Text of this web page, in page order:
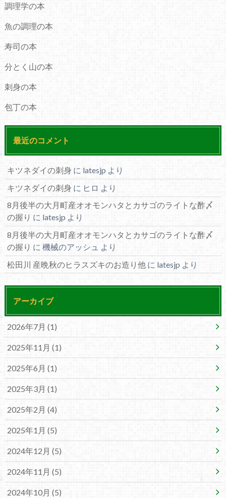
調理学の本
魚の調理の本
寿司の本
分とく山の本
刺身の本
包丁の本
最近のコメント
キツネダイの刺身 に latesjp より
キツネダイの刺身 に ヒロ より
8月後半の大月町産オオモンハタとカサゴのライトな酢〆
の握り に latesjpより
8月後半の大月町産オオモンハタとカサゴのライトな酢〆
の握り に 機械のアッシュ より
松田川 産晩秋のヒラスズキのお造り他 に latesjp より
アーカイブ
2026年7月 (1)
2025年11月 (1)
2025年6月 (1)
2025年3月 (1)
2025年2月 (4)
2025年1月 (5)
2024年12月 (5)
2024年11月 (5)
2024年10月 (5)